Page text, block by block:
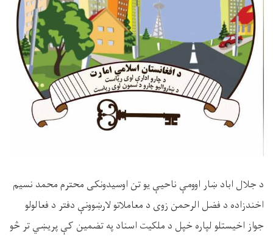
د جلال اباد ښار اوومې ناحیې يو تن اوسیدونکى محترم محمد نسیم
اخندزاده د فضل الرحمن زوى د معاملاتو لارښوونې دفتر د فعالولو
جواز اخيستلو لپاره خپل د ملکيت اسناد په تضمین کې پريښي تر څو